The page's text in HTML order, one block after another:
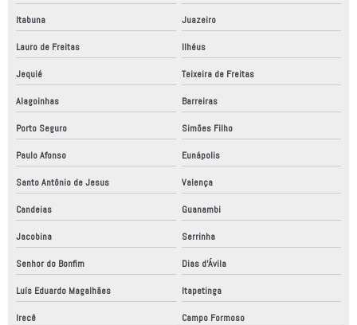
Itabuna Juazeiro
Lauro de Freitas Ilhéus
Jequié Teixeira de Freitas
Alagoinhas Barreiras
Porto Seguro Simões Filho
Paulo Afonso Eunápolis
Santo Antônio de Jesus Valença
Candeias Guanambi
Jacobina Serrinha
Senhor do Bonfim Dias d'Ávila
Luís Eduardo Magalhães Itapetinga
Irecê Campo Formoso